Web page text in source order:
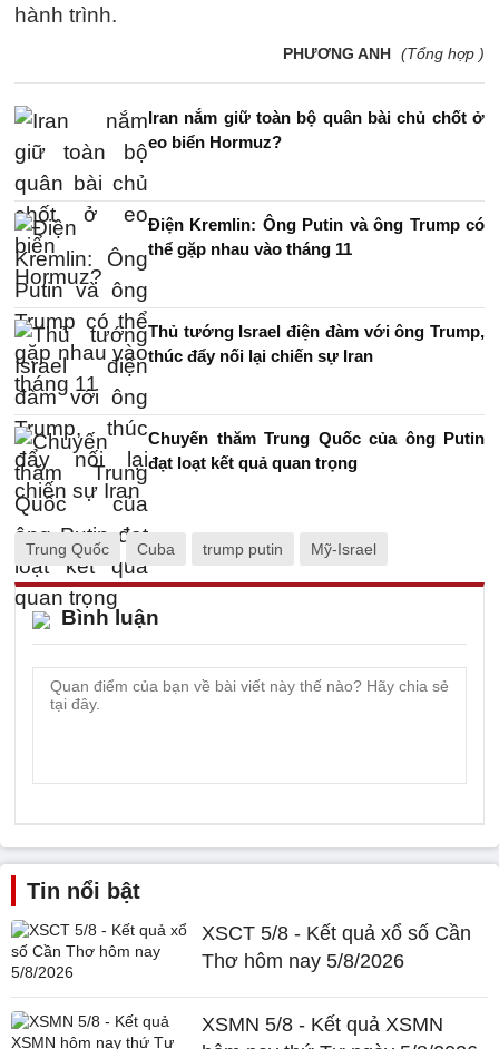
hành trình.
PHƯƠNG ANH (Tổng hợp )
Iran nắm giữ toàn bộ quân bài chủ chốt ở
eo biển Hormuz?
Điện Kremlin: Ông Putin và ông Trump có
thể gặp nhau vào tháng 11
Thủ tướng Israel điện đàm với ông Trump,
thúc đẩy nối lại chiến sự Iran
Chuyến thăm Trung Quốc của ông Putin
đạt loạt kết quả quan trọng
Trung Quốc Cuba trump putin Mỹ-Israel
Bình luận
Tin nổi bật
XSCT 5/8 - Kết quả xổ số Cần
Thơ hôm nay 5/8/2026
XSMN 5/8 - Kết quả XSMN